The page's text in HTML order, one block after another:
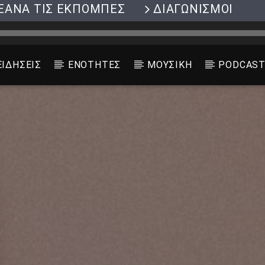
ΤΙΣ ΕΚΠΟΜΠΕΣ ΔΙΑΓΩΝΙΣΜΟΙ
ΕΝΟΤΗΤΕΣ ΜΟΥΣΙΚΗ